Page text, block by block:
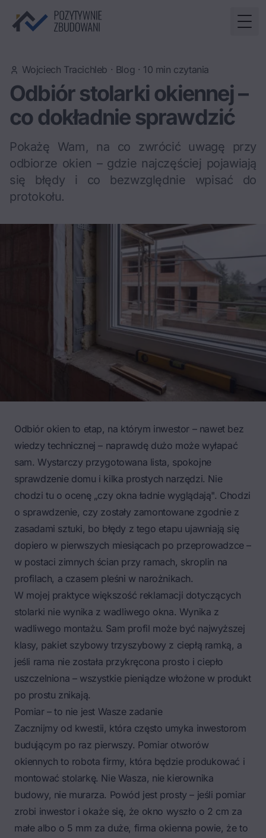
Wojciech Tracichleb · Blog · 10 min czytania
Odbiór stolarki okiennej –
co dokładnie sprawdzić
Pokażę Wam, na co zwrócić uwagę przy
odbiorze okien – gdzie najczęściej pojawiają
się błędy i co bezwzględnie wpisać do
protokołu.
Odbiór okien to etap, na którym inwestor – nawet bez
wiedzy technicznej – naprawdę dużo może wyłapać
sam. Wystarczy przygotowana lista, spokojne
sprawdzenie domu i kilka prostych narzędzi. Nie
chodzi tu o ocenę „czy okna ładnie wyglądają". Chodzi
o sprawdzenie, czy zostały zamontowane zgodnie z
zasadami sztuki, bo błędy z tego etapu ujawniają się
dopiero w pierwszych miesiącach po przeprowadzce –
w postaci zimnych ścian przy ramach, skroplin na
profilach, a czasem pleśni w narożnikach.
W mojej praktyce większość reklamacji dotyczących
stolarki nie wynika z wadliwego okna. Wynika z
wadliwego montażu. Sam profil może być najwyższej
klasy, pakiet szybowy trzyszybowy z ciepłą ramką, a
jeśli rama nie została przykręcona prosto i ciepło
uszczelniona – wszystkie pieniądze włożone w produkt
po prostu znikają.
Pomiar – to nie jest Wasze zadanie
Zacznijmy od kwestii, która często umyka inwestorom
budującym po raz pierwszy. Pomiar otworów
okiennych to robota firmy, która będzie produkować i
montować stolarkę. Nie Wasza, nie kierownika
budowy, nie murarza. Powód jest prosty – jeśli pomiar
zrobi inwestor i okaże się, że okno wyszło o 2 cm za
małe albo o 5 mm za duże, firma okienna powie, że to